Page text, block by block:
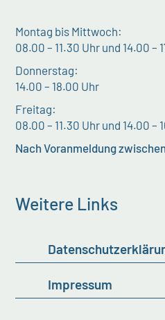
Montag bis Mittwoch:
08.00 – 11.30 Uhr und 14.00 –
Donnerstag:
14.00 – 18.00 Uhr
Freitag:
08.00 – 11.30 Uhr und 14.00 –
Nach Voranmeldung
Weitere Links
Impressum